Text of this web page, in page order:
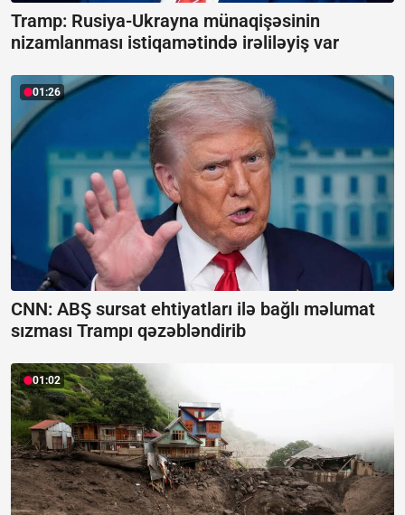
Tramp: Rusiya-Ukrayna münaqişəsinin
nizamlanması istiqamətində irəliləyiş var
01:26
CNN: ABŞ sursat ehtiyatları ilə bağlı məlumat
sızması Trampı qəzəbləndirib
01:02